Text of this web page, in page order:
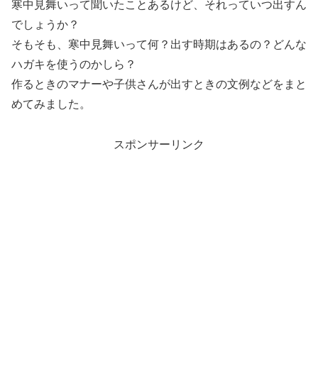
寒中見舞いって聞いたことあるけど、それっていつ出すん
でしょうか？
そもそも、寒中見舞いって何？出す時期はあるの？どんな
ハガキを使うのかしら？
作るときのマナーや子供さんが出すときの文例などをまと
めてみました。
スポンサーリンク